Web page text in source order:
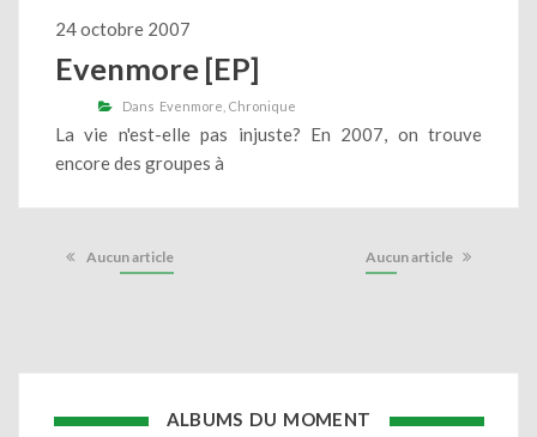
24 octobre 2007
Evenmore [EP]
Dans Evenmore Chronique
La vie n'est-elle pas injuste? En 2007, on trouve
encore des groupes à
Aucun article Aucun article
ALBUMS DU MOMENT